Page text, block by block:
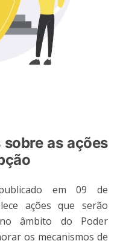
as ações
em 09 de
ações que serão
âmbito do Poder
os mecanismos de